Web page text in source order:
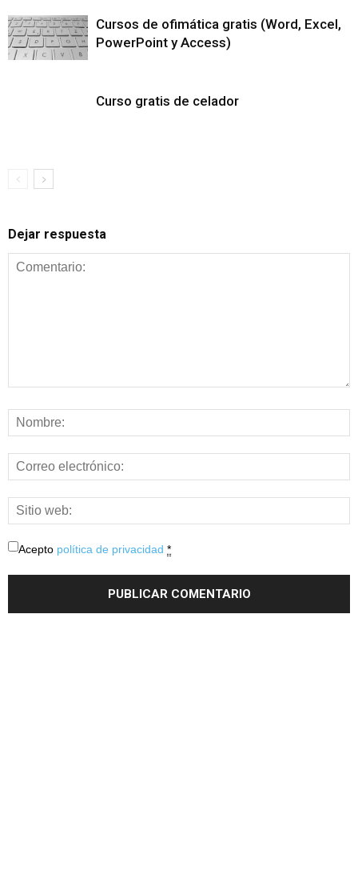
Cursos de ofimática gratis (Word, Excel,
PowerPoint y Access)
Curso gratis de celador
Dejar respuesta
Acepto política de privacidad *